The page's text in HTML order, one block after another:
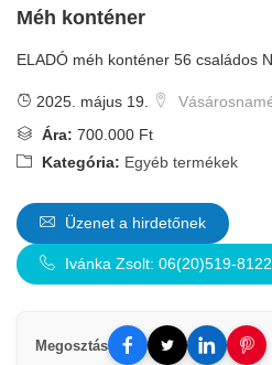
Méh konténer
ELADÓ méh konténer 56 családos
2025. május 19.
Ára: 700.000 Ft
Kategória: Egyéb termékek
Üzenet a hirdetőnek
Ivánka Zsolt: 06(20)519-8122
Megosztás